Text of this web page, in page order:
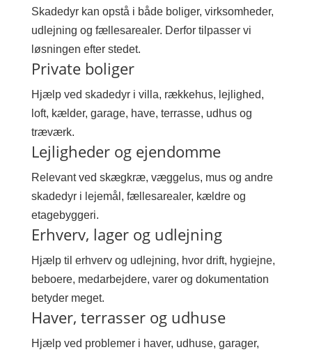
Skadedyr kan opstå i både boliger, virksomheder,
udlejning og fællesarealer. Derfor tilpasser vi
løsningen efter stedet.
Private boliger
Hjælp ved skadedyr i villa, rækkehus, lejlighed,
loft, kælder, garage, have, terrasse, udhus og
træværk.
Lejligheder og ejendomme
Relevant ved skægkræ, væggelus, mus og andre
skadedyr i lejemål, fællesarealer, kældre og
etagebyggeri.
Erhverv, lager og udlejning
Hjælp til erhverv og udlejning, hvor drift, hygiejne,
beboere, medarbejdere, varer og dokumentation
betyder meget.
Haver, terrasser og udhuse
Hjælp ved problemer i haver, udhuse, garager,